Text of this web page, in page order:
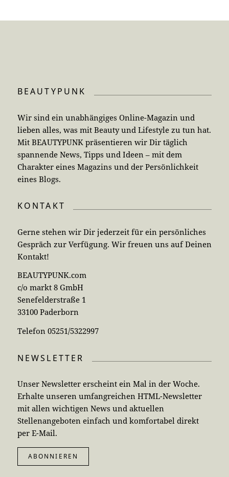
BEAUTYPUNK
Wir sind ein unabhängiges Online-Magazin und
lieben alles, was mit Beauty und Lifestyle zu tun hat.
Mit BEAUTYPUNK präsentieren wir Dir täglich
spannende News, Tipps und Ideen – mit dem
Charakter eines Magazins und der Persönlichkeit
eines Blogs.
KONTAKT
Gerne stehen wir Dir jederzeit für ein persönliches
Gespräch zur Verfügung. Wir freuen uns auf Deinen
Kontakt!
BEAUTYPUNK.com
c/o markt 8 GmbH
Senefelderstraße 1
33100 Paderborn
Telefon 05251/5322997
NEWSLETTER
Unser Newsletter erscheint ein Mal in der Woche.
Erhalte unseren umfangreichen HTML-Newsletter
mit allen wichtigen News und aktuellen
Stellenangeboten einfach und komfortabel direkt
per E-Mail.
ABONNIEREN